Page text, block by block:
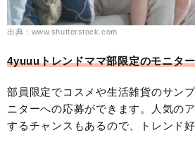
出典：www.shutterstock.com
4yuuuトレンドママ部限定のモニタ
部員限定でコスメや生活雑貨のサン
ニターへの応募ができます。人気の
するチャンスもあるので、トレンド